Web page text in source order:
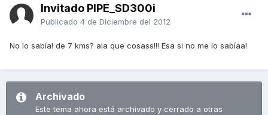
Invitado PIPE_SD300i
Publicado 4 de Diciembre del 2012
No lo sabía! de 7 kms? ala que cosass!!! Esa si no me lo sabíaa!
Archivado
Este tema ahora está archivado y cerrado a otras